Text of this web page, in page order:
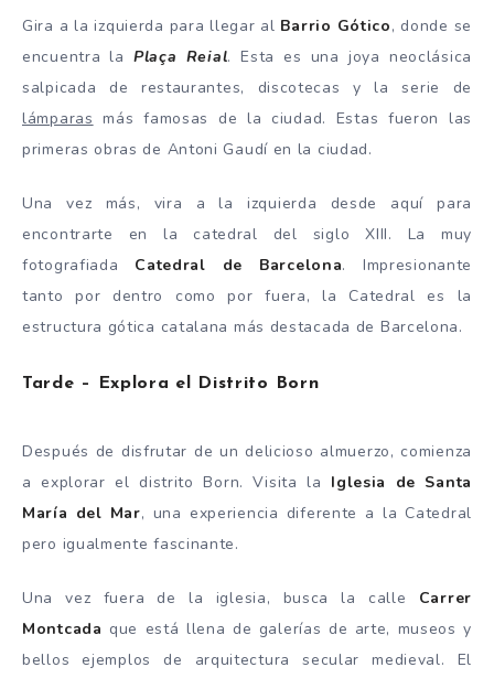
Gira a la izquierda para llegar al Barrio Gótico, donde se
encuentra laPlaça Reial. Esta es una joya neoclásica
salpicada de restaurantes, discotecas y la serie de
lámparas más famosas de la ciudad. Estas fueron las
primeras obras de Antoni Gaudí en la ciudad.
Una vez más, vira a la izquierda desde aquí para
encontrarte en la catedral del siglo XIII. La muy
fotografiada Catedral de Barcelona. Impresionante
tanto por dentro como por fuera, la Catedral es la
estructura gótica catalana más destacada de Barcelona.
Tarde – Explora el Distrito Born
Después de disfrutar de un delicioso almuerzo, comienza
a explorar el distrito Born. Visita la Iglesia de Santa
María del Mar, una experiencia diferente a la Catedral
pero igualmente fascinante.
Una vez fuera de la iglesia, busca la calle Carrer
Montcada que está llena de galerías de arte, museos y
bellos ejemplos de arquitectura secular medieval. El